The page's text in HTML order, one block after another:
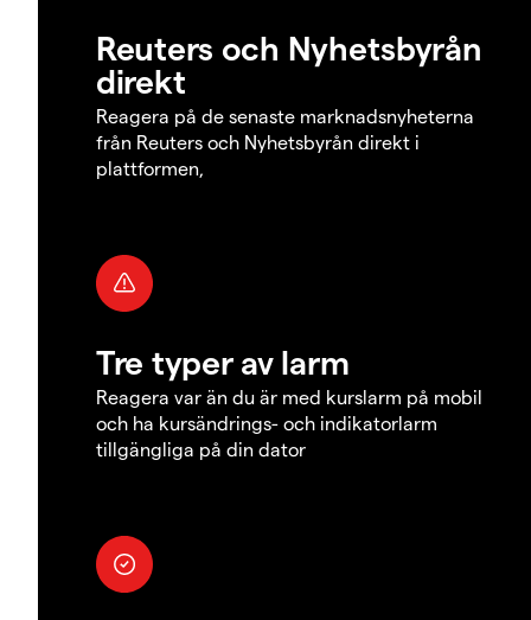
Reuters och Nyhetsbyrån
direkt
Reagera på de senaste marknadsnyheterna
från Reuters och Nyhetsbyrån direkt i
plattformen,
Tre typer av larm
Reagera var än du är med kurslarm på mobil
och ha kursändrings- och indikatorlarm
tillgängliga på din dator